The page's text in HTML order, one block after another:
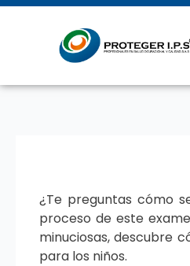
Ir
contenido
¿Te preguntas cómo
proceso de este
minuciosas, descubre
para los niños.